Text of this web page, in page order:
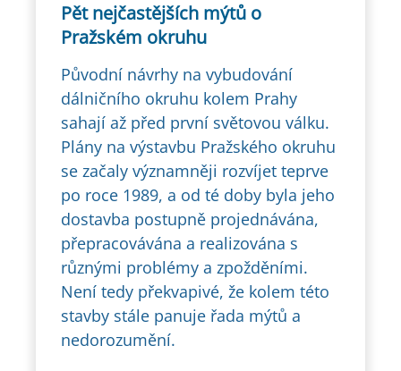
Pět nejčastějších mýtů o
Pražském okruhu
Původní návrhy na vybudování
dálničního okruhu kolem Prahy
sahají až před první světovou válku.
Plány na výstavbu Pražského okruhu
se začaly významněji rozvíjet teprve
po roce 1989, a od té doby byla jeho
dostavba postupně projednávána,
přepracovávána a realizována s
různými problémy a zpožděními.
Není tedy překvapivé, že kolem této
stavby stále panuje řada mýtů a
nedorozumění.